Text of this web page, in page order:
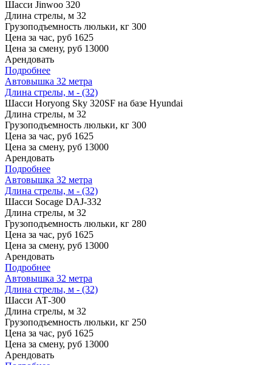
Шасси Jinwoo 320
Длина стрелы, м 32
Грузоподъемность люльки, кг 300
Цена за час, руб 1625
Цена за смену, руб 13000
Арендовать
Подробнее
Автовышка 32 метра
Длина стрелы, м - (32)
Шасси Horyong Sky 320SF на базе Hyundai
Длина стрелы, м 32
Грузоподъемность люльки, кг 300
Цена за час, руб 1625
Цена за смену, руб 13000
Арендовать
Подробнее
Автовышка 32 метра
Длина стрелы, м - (32)
Шасси Socage DAJ-332
Длина стрелы, м 32
Грузоподъемность люльки, кг 280
Цена за час, руб 1625
Цена за смену, руб 13000
Арендовать
Подробнее
Автовышка 32 метра
Длина стрелы, м - (32)
Шасси АТ-300
Длина стрелы, м 32
Грузоподъемность люльки, кг 250
Цена за час, руб 1625
Цена за смену, руб 13000
Арендовать